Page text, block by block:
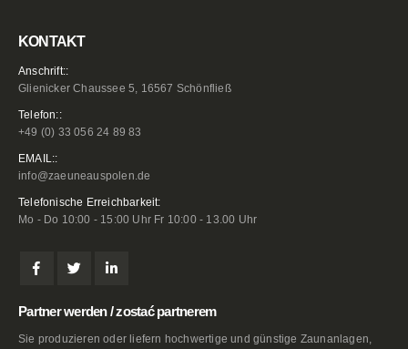
KONTAKT
Anschrift::
Glienicker Chaussee 5, 16567 Schönfließ
Telefon::
+49 (0) 33 056 24 89 83
EMAIL::
info@zaeuneauspolen.de
Telefonische Erreichbarkeit:
Mo - Do 10:00 - 15:00 Uhr Fr 10:00 - 13.00 Uhr
Partner werden / zostać partnerem
Sie produzieren oder liefern hochwertige und günstige Zaunanlagen,